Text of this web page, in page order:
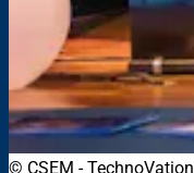
© CSEM -